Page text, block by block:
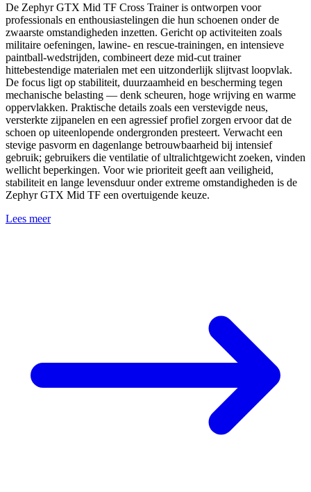
De Zephyr GTX Mid TF Cross Trainer is ontworpen voor
professionals en enthousiastelingen die hun schoenen onder de
zwaarste omstandigheden inzetten. Gericht op activiteiten zoals
militaire oefeningen, lawine‑ en rescue-trainingen, en intensieve
paintball‑wedstrijden, combineert deze mid‑cut trainer
hittebestendige materialen met een uitzonderlijk slijtvast loopvlak.
De focus ligt op stabiliteit, duurzaamheid en bescherming tegen
mechanische belasting — denk scheuren, hoge wrijving en warme
oppervlakken. Praktische details zoals een verstevigde neus,
versterkte zijpanelen en een agressief profiel zorgen ervoor dat de
schoen op uiteenlopende ondergronden presteert. Verwacht een
stevige pasvorm en dagenlange betrouwbaarheid bij intensief
gebruik; gebruikers die ventilatie of ultralichtgewicht zoeken, vinden
wellicht beperkingen. Voor wie prioriteit geeft aan veiligheid,
stabiliteit en lange levensduur onder extreme omstandigheden is de
Zephyr GTX Mid TF een overtuigende keuze.
Lees meer